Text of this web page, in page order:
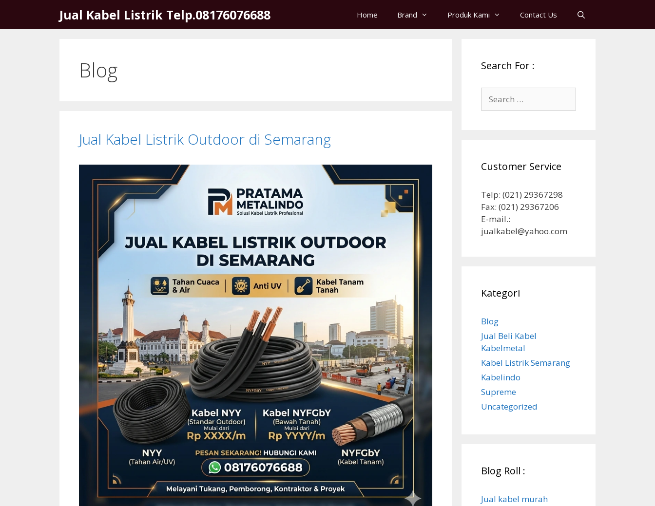
content
Jual Kabel Listrik Telp.08176076688 Home Brand Produk Kami Contact Us
Blog
Jual Kabel Listrik Outdoor di Semarang
Search For :
for:
Customer Service
Telp: (021) 29367298
Fax: (021) 29367206
E-mail.:
jualkabel@yahoo.com
Kategori
Blog
Jual Beli Kabel
Kabelmetal
Kabel Listrik Semarang
Kabelindo
Supreme
Uncategorized
Blog Roll :
Jual kabel murah